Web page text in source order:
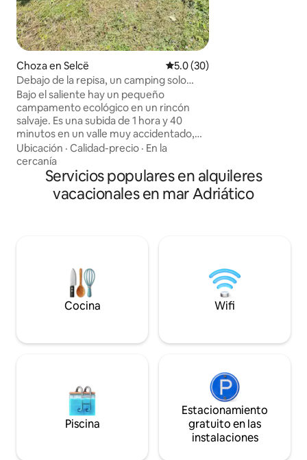
Choza en Selcë Calificación promedio: 5.0 de
5.0 (30)
Debajo de la repisa, un camping solo
para acceder a pie
Bajo el saliente hay un pequeño
campamento ecológico en un rincón
salvaje. Es una subida de 1 hora y 40
minutos en un valle muy accidentado,
pero tendrá la opción de conducir con
nuestro camión durante casi la mitad.
Under The Ledge se encuentra entre
una hermosa garganta y la cascada más
grande de Albania. Tiene 3 cabañas con
de senderismo y hermosas paredes para
hacer rappel.
Ubicación · Calidad-precio · En la
cercanía
Servicios populares en alquileres
vacacionales en mar Adriático
Cocina Wifi
Piscina
Estacionamiento
gratuito en las
instalaciones